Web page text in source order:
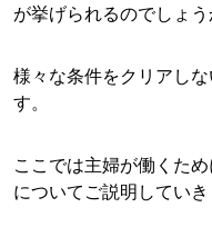
が挙げられるのでしょう
様々な条件をクリアし
す。
ここでは主婦が働くた
についてご説明していき